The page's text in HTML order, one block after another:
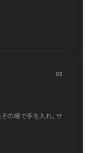
03
の場で手を入れ、サ